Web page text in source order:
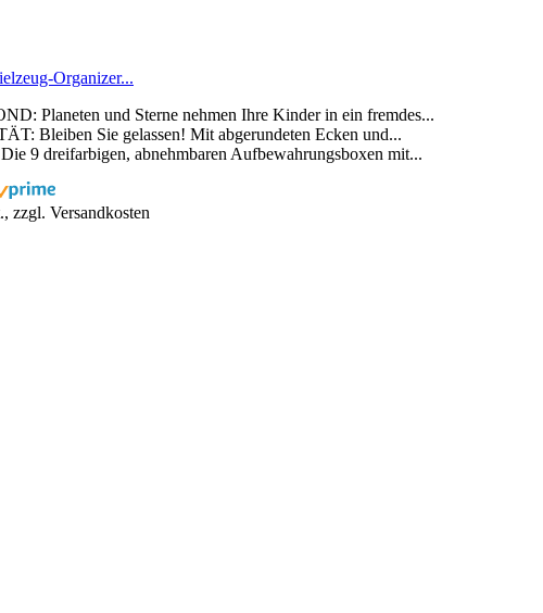
Organizer...
Planeten und Sterne nehmen Ihre Kinder in ein fremdes...
Bleiben Sie gelassen! Mit abgerundeten Ecken und...
9 dreifarbigen, abnehmbaren Aufbewahrungsboxen mit...
zzgl. Versandkosten